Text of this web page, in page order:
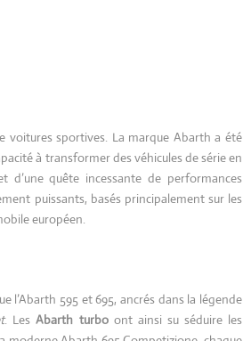
voitures sportives. La marque Abarth a été
à transformer des véhicules de série en
d’une quête incessante de performances
puissants, basés principalement sur les
européen.
l’Abarth 595 et 695, ancrés dans la légende
. LesAbarth turboont ainsi su séduire les